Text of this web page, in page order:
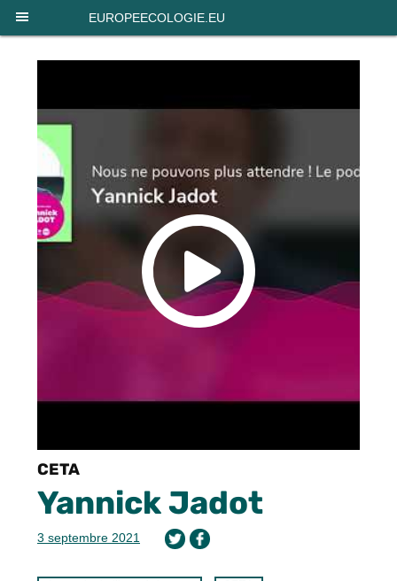
EUROPEECOLOGIE.EU
CETA
Yannick Jadot
3 septembre 2021